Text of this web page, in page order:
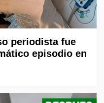
periodista fue
episodio en